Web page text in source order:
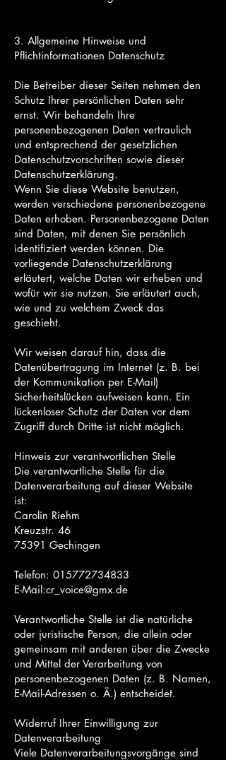
3. Allgemeine Hinweise und
Pflichtinformationen Datenschutz
Die Betreiber dieser Seiten nehmen den
Schutz Ihrer persönlichen Daten sehr
ernst. Wir behandeln Ihre
personenbezogenen Daten vertraulich
und entsprechend der gesetzlichen
Datenschutzvorschriften sowie dieser
Datenschutzerklärung.
Wenn Sie diese Website benutzen,
werden verschiedene personenbezogene
Daten erhoben. Personenbezogene Daten
sind Daten, mit denen Sie persönlich
identifiziert werden können. Die
vorliegende Datenschutzerklärung
erläutert, welche Daten wir erheben und
wofür wir sie nutzen. Sie erläutert auch,
wie und zu welchem Zweck das
geschieht.
Wir weisen darauf hin, dass die
Datenübertragung im Internet (z. B. bei
der Kommunikation per E-Mail)
Sicherheitslücken aufweisen kann. Ein
lückenloser Schutz der Daten vor dem
Zugriff durch Dritte ist nicht möglich.
Hinweis zur verantwortlichen Stelle
Die verantwortliche Stelle für die
Datenverarbeitung auf dieser Website
ist:
Carolin Riehm
Kreuzstr. 46
75391 Gechingen
Telefon: 015772734833
E-Mail:cr_voice@gmx.de
Verantwortliche Stelle ist die natürliche
oder juristische Person, die allein oder
gemeinsam mit anderen über die Zwecke
und Mittel der Verarbeitung von
personenbezogenen Daten (z. B. Namen,
E-Mail-Adressen o. Ä.) entscheidet.
Widerruf Ihrer Einwilligung zur
Datenverarbeitung
Viele Datenverarbeitungsvorgänge sind